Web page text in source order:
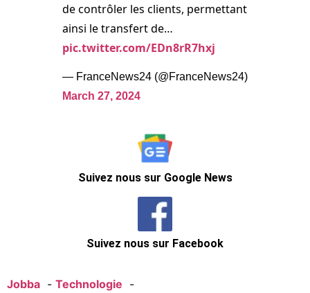
de contrôler les clients, permettant
ainsi le transfert de…
pic.twitter.com/EDn8rR7hxj
— FranceNews24 (@FranceNews24)
March 27, 2024
Suivez nous sur Google News
Suivez nous sur Facebook
Jobba
Technologie